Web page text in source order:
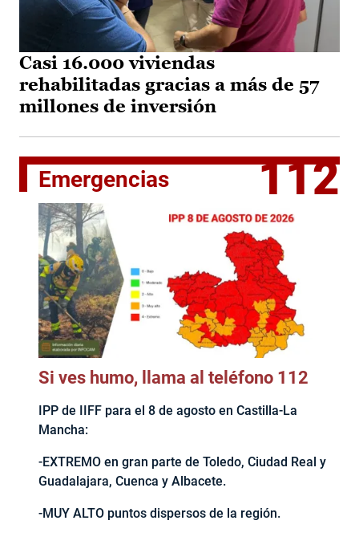
Casi 16.000 viviendas
rehabilitadas gracias a más de 57
millones de inversión
Emergencias 112
Si ves humo, llama al teléfono 112
IPP de IIFF para el 8 de agosto en Castilla-La
Mancha:
-EXTREMO en gran parte de Toledo, Ciudad Real y
Guadalajara, Cuenca y Albacete.
-MUY ALTO puntos dispersos de la región.